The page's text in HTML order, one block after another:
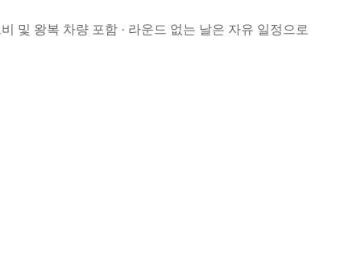
및 왕복 차량 포함 · 라운드 없는 날은 자유 일정으로